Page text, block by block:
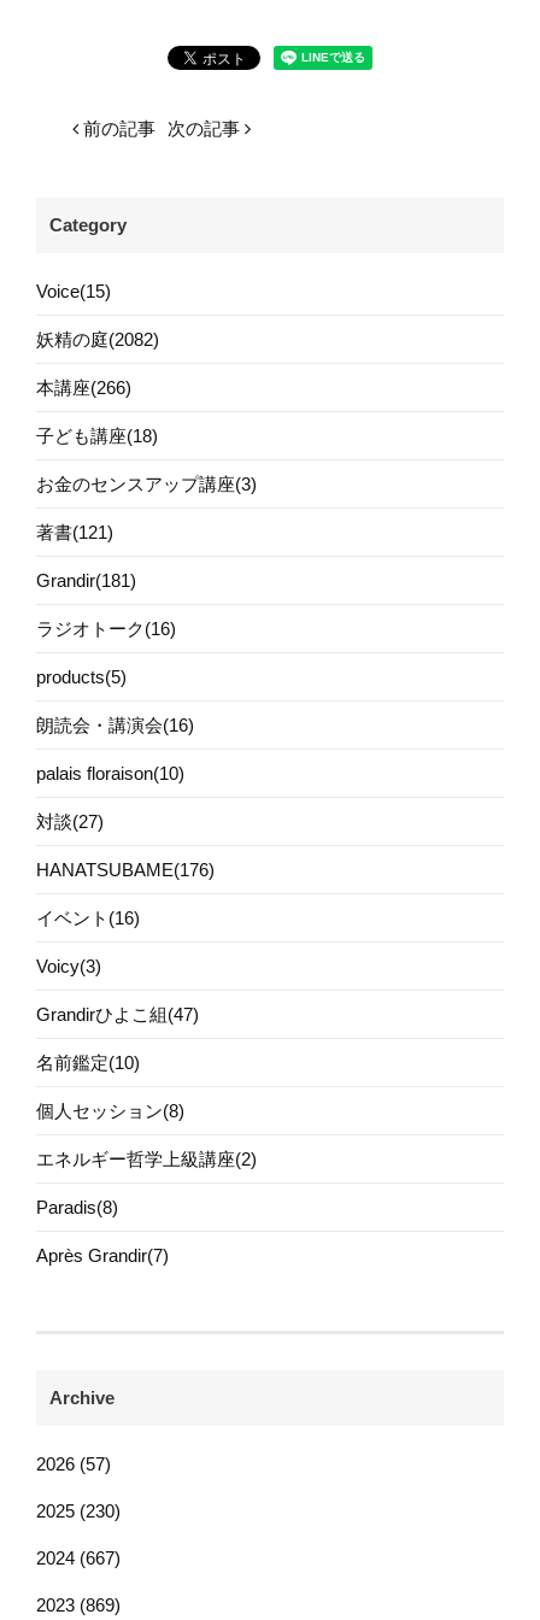
前の記事 次の記事
Category
Voice(15)
妖精の庭(2082)
本講座(266)
子ども講座(18)
お金のセンスアップ講座(3)
著書(121)
Grandir(181)
ラジオトーク(16)
products(5)
朗読会・講演会(16)
palais floraison(10)
対談(27)
HANATSUBAME(176)
イベント(16)
Voicy(3)
Grandirひよこ組(47)
名前鑑定(10)
個人セッション(8)
エネルギー哲学上級講座(2)
Paradis(8)
Après Grandir(7)
Archive
2026 (57)
2025 (230)
2024 (667)
2023 (869)